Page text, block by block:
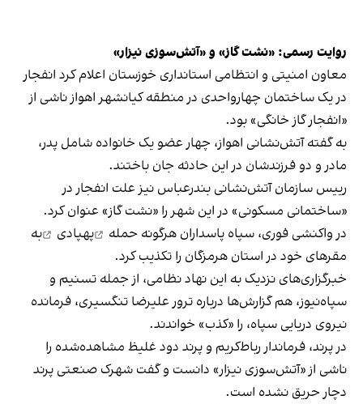
روایت رسمی: «نشت گاز» و «آتش‌سوزی نیزار»
معاون امنیتی و انتظامی استانداری خوزستان اعلام کرد انفجار
در یک ساختمان چهارواحدی در منطقه کیانشهر اهواز ناشی از
«انفجار گاز خانگی» بود.
به گفته آتش‌نشانی اهواز، چهار عضو یک خانواده شامل پدر،
مادر و دو فرزندشان در این حادثه جان باختند.
رییس سازمان آتش‌نشانی بندرعباس نیز علت انفجار در
«ساختمانی مسکونی» در این شهر را «نشت گاز» عنوان کرد.
در واکنشی فوری، سپاه پاسداران هرگونه حمله پهپادی
به
مقرهای خود در استان هرمزگان را تکذیب کرد.
خبرگزاری‌های نزدیک به این نهاد نظامی، از جمله تسنیم و
سپاه‌نیوز، هم گزارش‌ها درباره ترور علیرضا تنگسیری، فرمانده
نیروی دریایی سپاه، را «کذب» خواندند.
در پرند، فرماندار رباط‌کریم و پرند دود غلیظ مشاهده‌شده را
ناشی از «آتش‌سوزی نیزار» دانست و گفت شهرک صنعتی پرند
دچار حریق نشده است.